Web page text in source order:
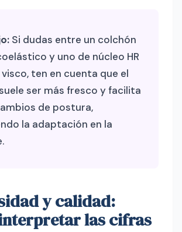
Si dudas entre un colchón
y uno de núcleo HR
ten en cuenta que el
ser más fresco y facilita
de postura,
la adaptación en la
y calidad:
las cifras